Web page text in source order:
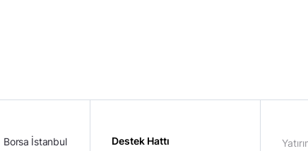
Borsa İstanbul Destek Hattı